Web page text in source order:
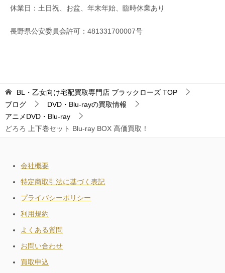
休業日：土日祝、お盆、年末年始、臨時休業あり
長野県公安委員会許可：481331700007号
BL・乙女向け宅配買取専門店 ブラックローズ TOP
ブログ
DVD・Blu-rayの買取情報
アニメDVD・Blu-ray
どろろ 上下巻セット Blu-ray BOX 高価買取！
会社概要
特定商取引法に基づく表記
プライバシーポリシー
利用規約
よくある質問
お問い合わせ
買取申込